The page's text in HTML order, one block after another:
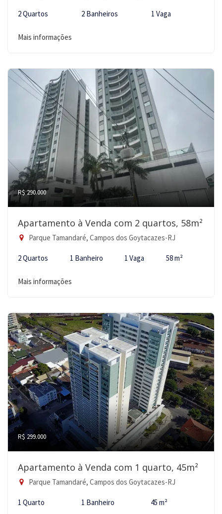
2 Quartos 2 Banheiros 1 Vaga
Mais informações
R$ 290.000
Apartamento à Venda com 2 quartos, 58m²
Parque Tamandaré, Campos dos Goytacazes-RJ
2 Quartos 1 Banheiro 1 Vaga 58 m²
Mais informações
R$ 299.000
Apartamento à Venda com 1 quarto, 45m²
Parque Tamandaré, Campos dos Goytacazes-RJ
1 Quarto 1 Banheiro 45 m²